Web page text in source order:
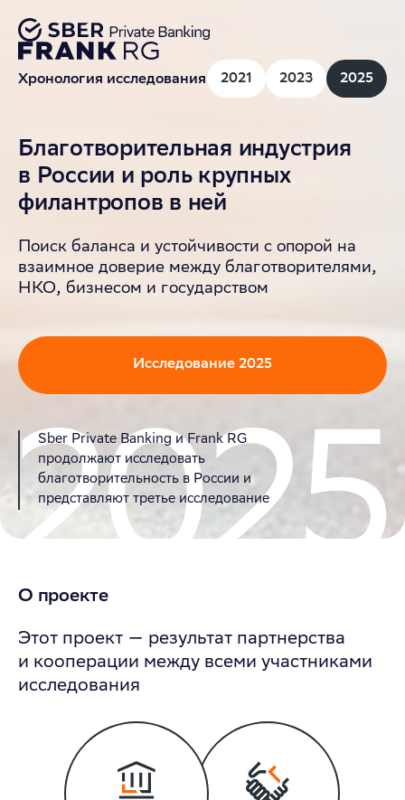
Хронология исследования 2021 2023 2025
Благотворительная индустрия
в России и роль крупных
филантропов в ней
Поиск баланса и устойчивости с опорой на
взаимное доверие между благотворителями,
НКО, бизнесом и государством
Исследование 2025
Sber Private Banking и Frank RG
продолжают исследовать
благотворительность в России и
представляют третье исследование
О проекте
Этот проект — результат партнерства
и кооперации между всеми участниками
исследования